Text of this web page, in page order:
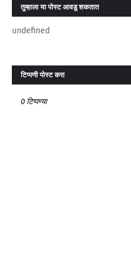
तुम्‍हाला या पोस्‍ट आवडू शकतात
undefined
टिप्पणी पोस्ट करा
0 टिप्पण्या